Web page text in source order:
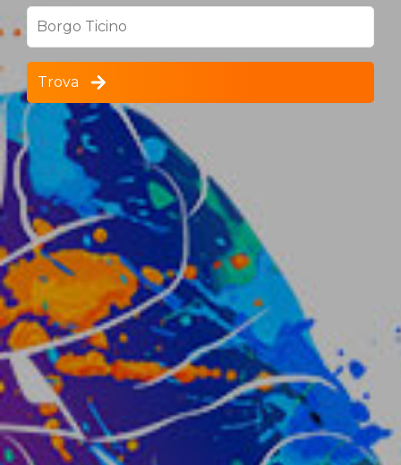
Borgo Ticino
Trova